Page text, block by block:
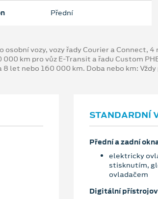
Přední
vozy, vozy řady Courier a Connect,
km pro vůz E-Transit a řadu Custom
let nebo 160 000 km. Doba nebo km:
STANDARDNÍ
Přední a zadní
elektricky
stisknutím,
ovladačem
Digitální